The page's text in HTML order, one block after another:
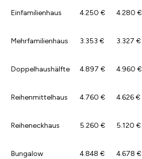
Einfamilienhaus 4.250 € 4.280 €
Mehrfamilienhaus 3.353 € 3.327 €
Doppelhaushälfte 4.897 € 4.960 €
Reihenmittelhaus 4.760 € 4.626 €
Reiheneckhaus 5.260 € 5.120 €
Bungalow 4.848 € 4.678 €